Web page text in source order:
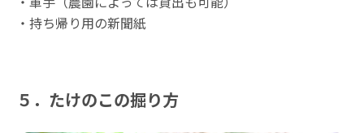
・持ち帰り用の新聞紙
５．たけのこの掘り方